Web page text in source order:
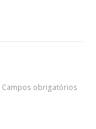
Campos obrigatórios